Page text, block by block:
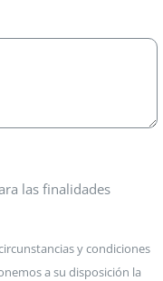
las finalidades
y condiciones
a su disposición la